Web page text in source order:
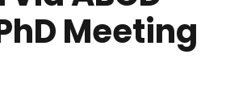
Meeting